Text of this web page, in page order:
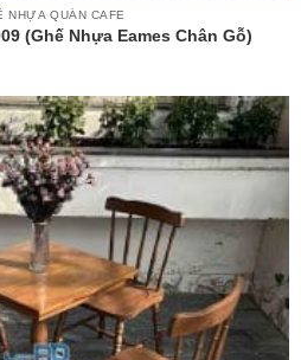
NHỰA QUÁN CAFE
(ghế Nhựa Eames Chân Gỗ)